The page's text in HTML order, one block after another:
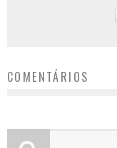
COMENTÁRIOS